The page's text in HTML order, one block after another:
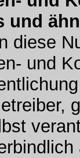
und
diese
und